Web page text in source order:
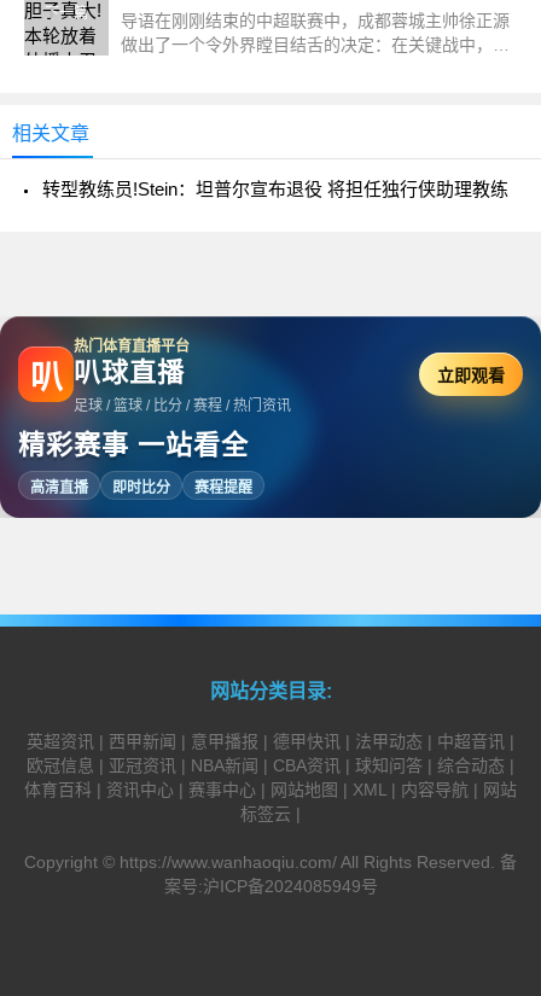
下一篇
导语在刚刚结束的中超联赛中，成都蓉城主帅徐正源
做出了一个令外界瞠目结舌的决定：在关键战中，他
相关文章
转型教练员!Stein：坦普尔宣布退役 将担任独行侠助理教练
叭
热门体育直播平台
叭球直播
足球 / 篮球 / 比分 / 赛程 / 热门资讯
精彩赛事 一站看全
高清直播 即时比分 赛程提醒
立即观看
网站分类目录:
英超资讯 | 西甲新闻 | 意甲播报 | 德甲快讯 | 法甲动态 | 中超音讯 |
欧冠信息 | 亚冠资讯 | NBA新闻 | CBA资讯 | 球知问答 | 综合动态 |
体育百科 | 资讯中心 | 赛事中心 | 网站地图 | XML | 内容导航 | 网站
标签云 |
Copyright © https://www.wanhaoqiu.com/All Rights Reserved. 备
案号:沪ICP备2024085949号